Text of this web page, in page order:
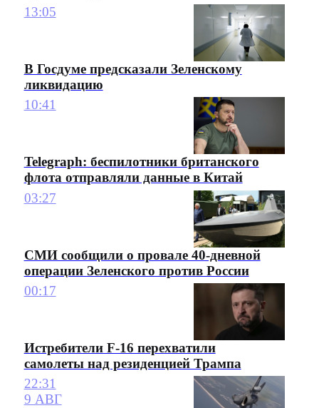
13:05
В Госдуме предсказали Зеленскому
ликвидацию
10:41
Telegraph: беспилотники британского
флота отправляли данные в Китай
03:27
СМИ сообщили о провале 40-дневной
операции Зеленского против России
00:17
Истребители F-16 перехватили
самолеты над резиденцией Трампа
22:31
9 АВГ